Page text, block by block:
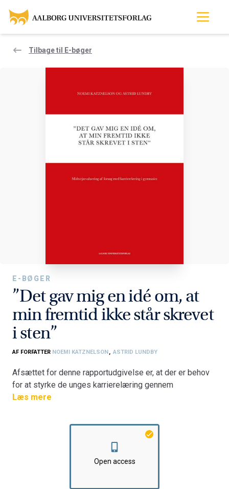
Tilbage til E-bøger
E-BØGER
”Det gav mig en idé om, at
min fremtid ikke står skrevet
i sten”
AF FORFATTER NOEMI KATZNELSON, ASTRID LUNDBY
Afsættet for denne rapportudgivelse er, at der er behov
for at styrke de unges karrierelæring gennem
gymnasietiden. Det handler om de unges formåen i
valg, forløb og overgange i uddannelsessystemet ved
hjælp af viden om dem selv, fag, uddannelser,
arbejdsmarked og samfundet.
Læs mere
Open access